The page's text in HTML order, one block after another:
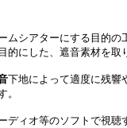
ムシアターにする目的の
的にした、遮音素材を取
下地によって適度に残響
。
ディオ等のソフトで視